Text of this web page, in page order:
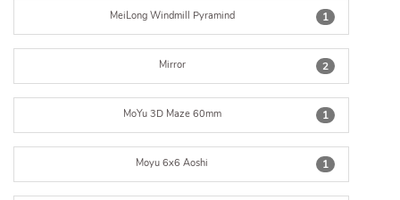
1
MeiLong Windmill Pyramind
2
Mirror
1
MoYu 3D Maze 60mm
1
Moyu 6x6 Aoshi